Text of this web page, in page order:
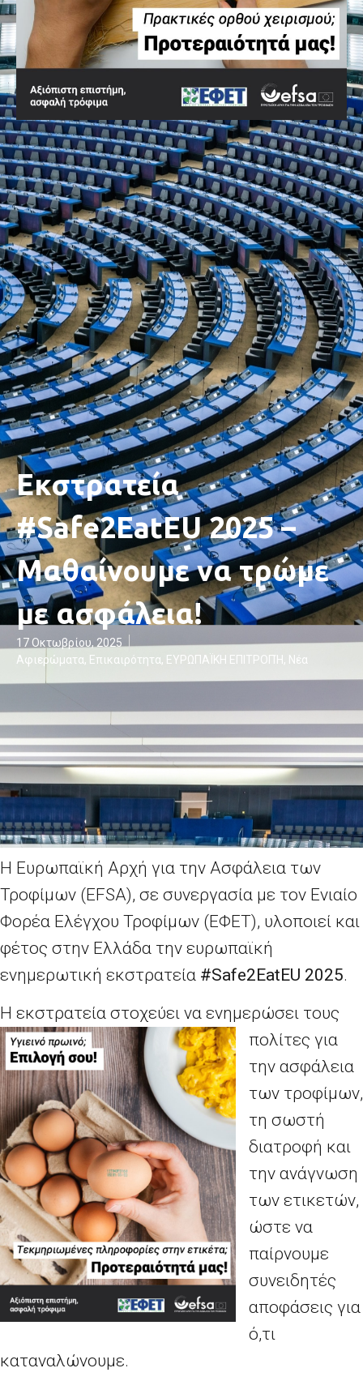
Εκστρατεία
#Safe2EatEU 2025 –
Μαθαίνουμε να τρώμε
με ασφάλεια!
17 Οκτωβρίου, 2025
Αφιερώματα, Επικαιρότητα, ΕΥΡΩΠΑΪΚΗ ΕΠΙΤΡΟΠΉ , Νέα
Η Ευρωπαϊκή Αρχή για την Ασφάλεια των
Τροφίμων (EFSA), σε συνεργασία με τον Ενιαίο
Φορέα Ελέγχου Τροφίμων (ΕΦΕΤ), υλοποιεί και
φέτος στην Ελλάδα την ευρωπαϊκή
ενημερωτική εκστρατεία #Safe2EatEU 2025.
Η εκστρατεία στοχεύει να ενημερώσει τους
πολίτες για
την ασφάλεια
των τροφίμων,
τη σωστή
διατροφή και
την ανάγνωση
των ετικετών,
ώστε να
παίρνουμε
συνειδητές
αποφάσεις για
ό,τι
καταναλώνουμε.